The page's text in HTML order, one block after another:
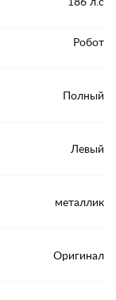
Робот
Полный
Левый
металлик
Оригинал